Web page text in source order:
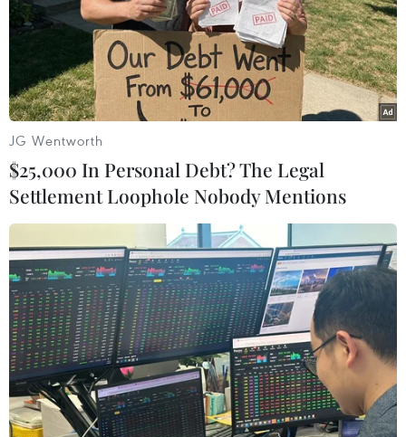
thuận hạt nhân khả thi với Mỹ
Iran, Mỹ nhất trí chuẩn bị cho vòng đàm phán
tiếp theo
Iran sẵn sàng thỏa hiệp về hạt nhân nếu Mỹ dỡ
bỏ trừng phạt
TIN LIÊN QUAN
JG Wentworth
$25,000 In Personal Debt? The Legal
Settlement Loophole Nobody Mentions